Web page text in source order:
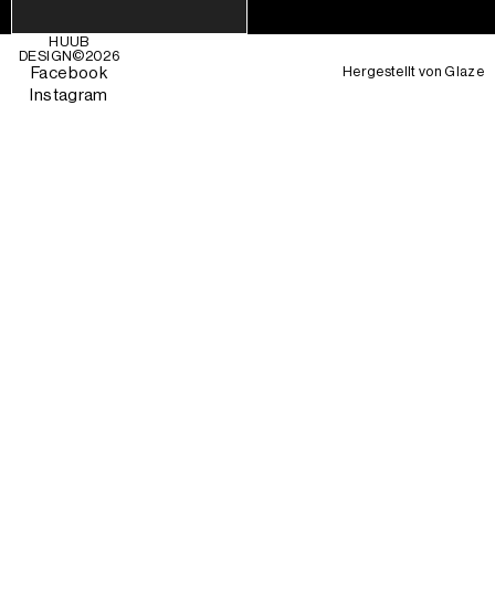
HUUB
DESIGN©2026
Facebook
Instagram
Hergestellt vonGlaze